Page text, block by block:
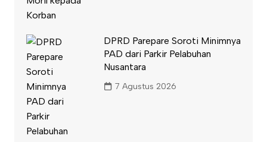
DPRD Parepare Soroti Minimnya
PAD dari Parkir Pelabuhan
Nusantara
7 Agustus 2026